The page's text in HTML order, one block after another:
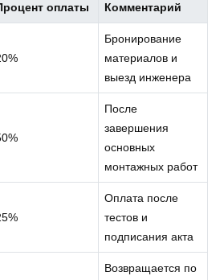
оплаты Комментарий
Бронирование
материалов и
выезд инженера
После
завершения
основных
монтажных работ
Оплата после
тестов и
подписания акта
Возвращается по